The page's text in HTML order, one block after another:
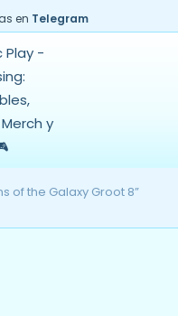
en Telegram
of the Galaxy Groot 8”